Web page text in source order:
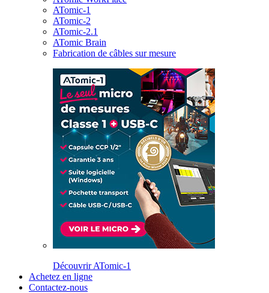
ATomic-1
ATomic-2
ATomic-2.1
ATomic Brain
Fabrication de câbles sur mesure
Découvrir ATomic-1
Achetez en ligne
Contactez-nous